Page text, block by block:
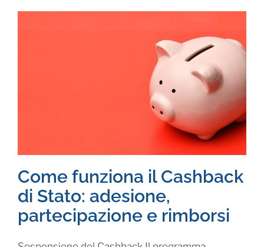
Come funziona il Cashback
di Stato: adesione,
partecipazione e rimborsi